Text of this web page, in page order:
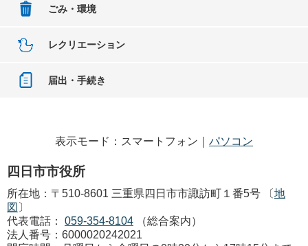
ごみ・環境
レクリエーション
届出・手続き
表示モード：スマートフォン｜ パソコン
四日市市役所
所在地：〒510-8601 三重県四日市市諏訪町１番5号 〔 地
図 〕
代表電話：
059-354-8104
（総合案内）
法人番号：6000020242021